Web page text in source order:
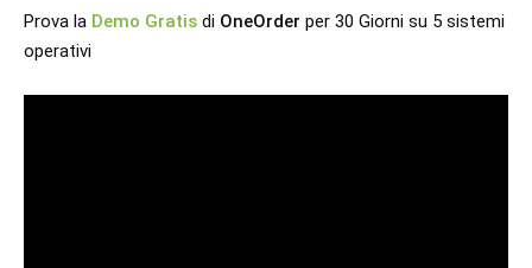
Prova la Demo Gratis di OneOrder per 30 Giorni su 5 sistemi
operativi